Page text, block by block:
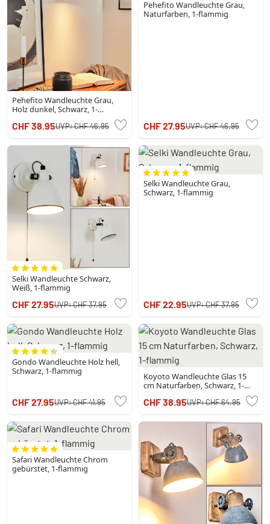
Pehefito Wandleuchte Grau,
Holz dunkel, Schwarz, 1-
CHF 38.95UVP:CHF 46.95
Pehefito Wandleuchte Grau,
Naturfarben, 1-flammig
CHF 27.95UVP:CHF 46.95
Selki Wandleuchte Schwarz,
Weiß, 1-flammig
CHF 27.95UVP:CHF 37.95
Selki Wandleuchte Grau,
Schwarz, 1-flammig
CHF 22.95UVP:CHF 37.95
Gondo Wandleuchte Holz hell,
Schwarz, 1-flammig
CHF 27.95UVP:CHF 41.95
Koyoto Wandleuchte Glas 15
cm Naturfarben, Schwarz, 1-
CHF 38.95UVP:CHF 64.95
Safari Wandleuchte Chrom
gebürstet, 1-flammig